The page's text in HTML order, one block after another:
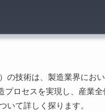
の技術は、製造業界にお
プロセスを実現し、産業
いて詳しく探ります。